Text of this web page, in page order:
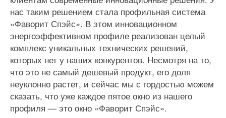
нас таким решением стала профильная система
«Фаворит Спэйс». В этом инновационном
энергоэффективном профиле реализован целый
комплекс уникальных технических решений,
которых нет у наших конкурентов. Несмотря на то,
что это не самый дешевый продукт, его доля
неуклонно растет, и сейчас мы с гордостью можем
сказать, что уже каждое пятое окно из нашего
профиля — это окно «Фаворит Спэйс».